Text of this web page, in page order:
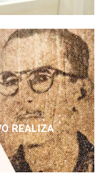
REALIZA